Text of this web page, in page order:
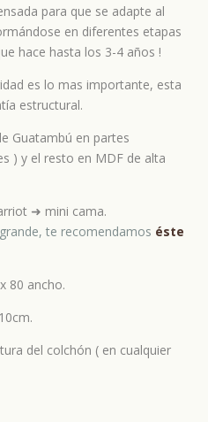
para que se adapte al
en diferentes etapas
hace hasta los 3-4 años !
es lo mas importante, esta
estructural.
Guatambú en partes
) y el resto en MDF de alta
➜ mini cama.
te recomendamos éste
80 ancho.
del colchón ( en cualquier